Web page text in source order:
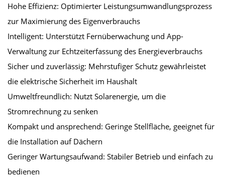
Hohe Effizienz: Optimierter Leistungsumwandlungsprozess
zur Maximierung des Eigenverbrauchs
Intelligent: Unterstützt Fernüberwachung und App-
Verwaltung zur Echtzeiterfassung des Energieverbrauchs
Sicher und zuverlässig: Mehrstufiger Schutz gewährleistet
die elektrische Sicherheit im Haushalt
Umweltfreundlich: Nutzt Solarenergie, um die
Stromrechnung zu senken
Kompakt und ansprechend: Geringe Stellfläche, geeignet für
die Installation auf Dächern
Geringer Wartungsaufwand: Stabiler Betrieb und einfach zu
bedienen